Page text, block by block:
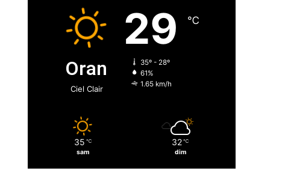
Oran
Ciel Clair
29 ℃
35º - 28º
61%
1.65 km/h
35 ℃
sam
32 ℃
dim